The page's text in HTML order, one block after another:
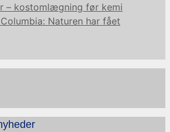
– kostomlægning før kemi
Naturen har fået